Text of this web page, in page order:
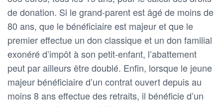
de donation. Si le grand-parent est âgé de moins de
80 ans, que le bénéficiaire est majeur et que le
premier effectue un don classique et un don familial
exonéré d’impôt à son petit-enfant, l’abattement
peut par ailleurs être doublé. Enfin, lorsque le jeune
majeur bénéficiaire d’un contrat ouvert depuis au
moins 8 ans effectue des retraits, il bénéficie d’un